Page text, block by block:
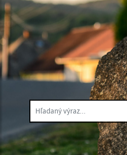
Hľadaný výraz...